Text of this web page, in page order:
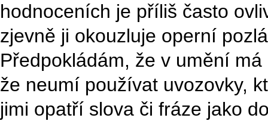
hodnoceních je příliš často
zjevně ji okouzluje operní
Předpokládám, že v umění
že neumí používat uvozovky,
jimi opatří slova či fráze jako